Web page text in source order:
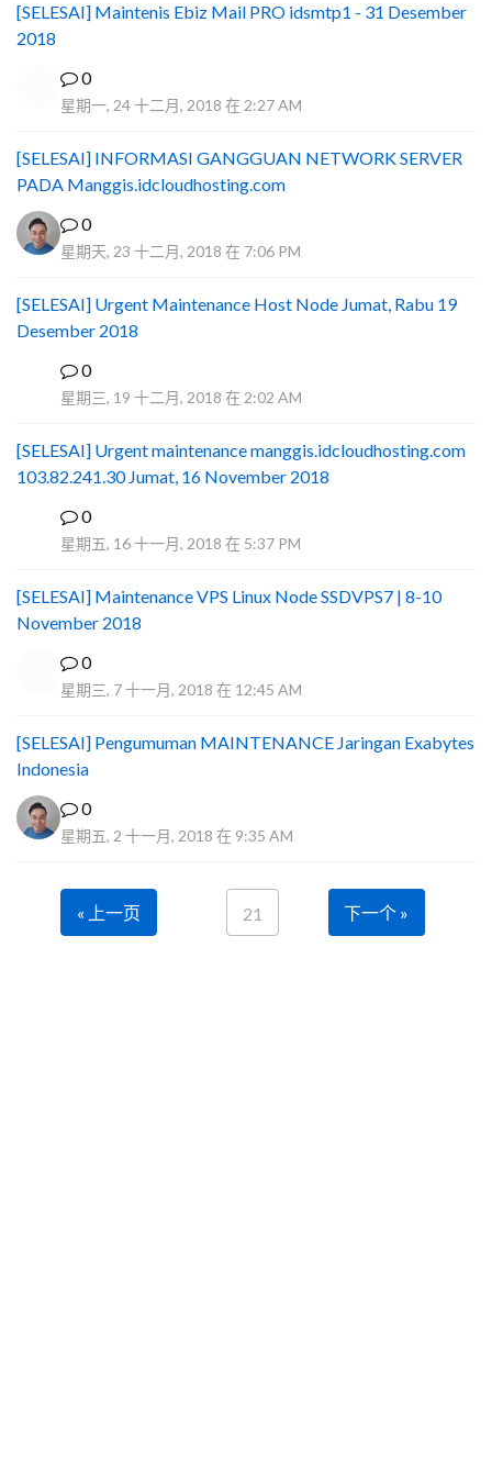
[SELESAI] Maintenis Ebiz Mail PRO idsmtp1 - 31 Desember
2018
0
星期一, 24 十二月, 2018 在 2:27 AM
[SELESAI] INFORMASI GANGGUAN NETWORK SERVER
PADA Manggis.idcloudhosting.com
0
星期天, 23 十二月, 2018 在 7:06 PM
[SELESAI] Urgent Maintenance Host Node Jumat, Rabu 19
Desember 2018
0
星期三, 19 十二月, 2018 在 2:02 AM
[SELESAI] Urgent maintenance manggis.idcloudhosting.com
103.82.241.30 Jumat, 16 November 2018
0
星期五, 16 十一月, 2018 在 5:37 PM
[SELESAI] Maintenance VPS Linux Node SSDVPS7 | 8-10
November 2018
0
星期三, 7 十一月, 2018 在 12:45 AM
[SELESAI] Pengumuman MAINTENANCE Jaringan Exabytes
Indonesia
0
星期五, 2 十一月, 2018 在 9:35 AM
« 上一页 21 下一个 »